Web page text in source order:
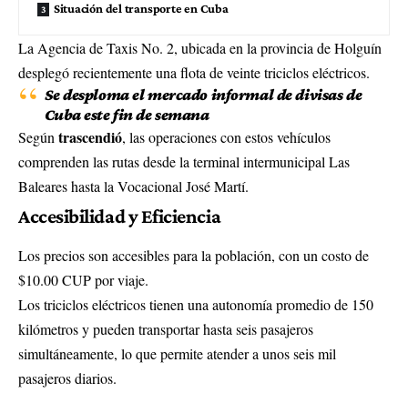
Situación del transporte en Cuba
La Agencia de Taxis No. 2, ubicada en la provincia de Holguín
desplegó recientemente una flota de veinte triciclos eléctricos.
Se desploma el mercado informal de divisas de
Cuba este fin de semana
Según trascendió, las operaciones con estos vehículos
comprenden las rutas desde la terminal intermunicipal Las
Baleares hasta la Vocacional José Martí.
Accesibilidad y Eficiencia
Los precios son accesibles para la población, con un costo de
$10.00 CUP por viaje.
Los triciclos eléctricos tienen una autonomía promedio de 150
kilómetros y pueden transportar hasta seis pasajeros
simultáneamente, lo que permite atender a unos seis mil
pasajeros diarios.